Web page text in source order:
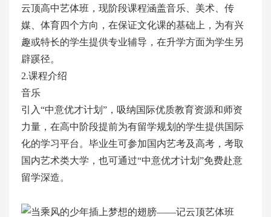
云顶高中艺体班，现阶段课程涵盖音乐、美术、传
媒、体育四个方向，在保证文化课的基础上，为有兴
趣或特长的学生提供专业辅导，在升学方面为学生另
辟蹊径。
2.课程介绍
音乐
引入“中意优才计划”，吸纳国际优质教育资源和师资
力量，在高中阶段提前为有留学规划的学生提供国际
化的学习平台。毕业生可参加国内艺考及高考，考取
国内艺术类大学，也可通过“中意优才计划”免费赴意
留学深造。